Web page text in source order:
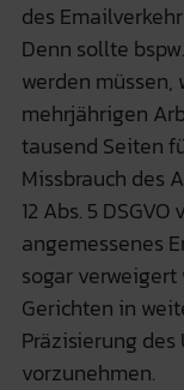
des
Denn sollte
werden müssen,
mehrjährigen
tausend Seiten
Missbrauch des
12 Abs. 5
angemessenes
sogar
Gerichten in
Präzisierung
vorzunehmen.